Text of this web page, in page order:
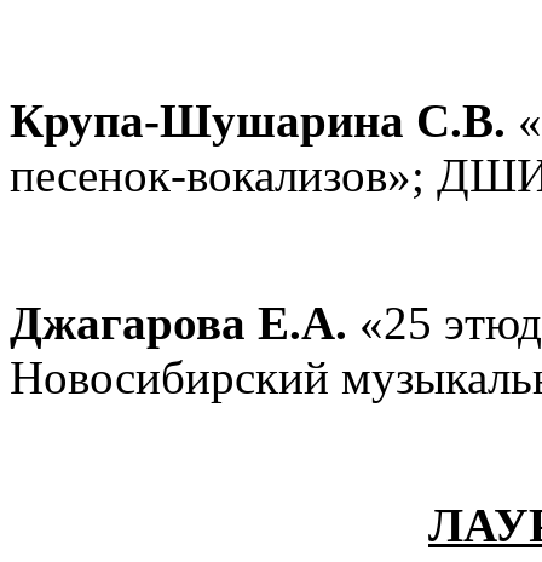
Крупа-Шушарина С.В.
песенок-вокализов»;
Джагарова Е.А. «25
Новосибирский